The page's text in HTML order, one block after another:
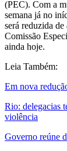
(PEC). Com a
semana já no
será reduzida
Comissão
ainda hoje.
Leia Também:
Em nova
Rio: delegacias
violência
Governo reúne